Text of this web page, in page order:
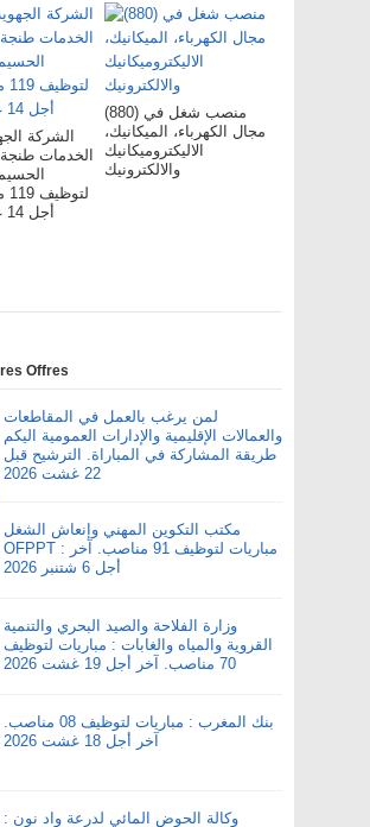
الشركة
الخدمات
أجل 14 غشت 2026
(880) منصب شغل في
مجال الكهرباء، الميكانيك،
الاليكتروميكانيك
والالكترونيك
Offres
لمن يرغب بالعمل في المقاطعات
والعمالات الإقليمية والإدارات العمومية اليكم
طريقة المشاركة في المباراة. الترشيح قبل
22 غشت 2026
مكتب التكوين المهني وإنعاش الشغل
OFPPT : مباريات لتوظيف 91 مناصب. آخر
أجل 6 شتنبر 2026
وزارة الفلاحة والصيد البحري والتنمية
القروية والمياه والغابات : مباريات لتوظيف
70 مناصب. آخر أجل 19 غشت 2026
بنك المغرب : مباريات لتوظيف 08 مناصب.
آخر أجل 18 غشت 2026
وكالة الحوض المائي لدرعة واد نون :